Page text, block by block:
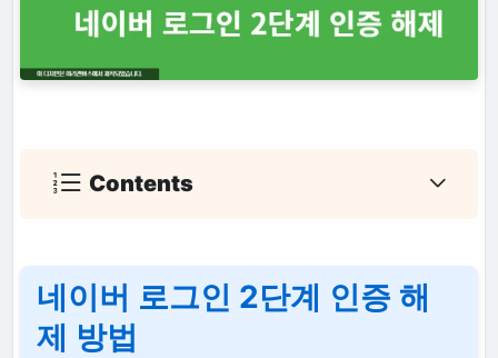
Contents
네이버 로그인 2단계 인증 해
제 방법